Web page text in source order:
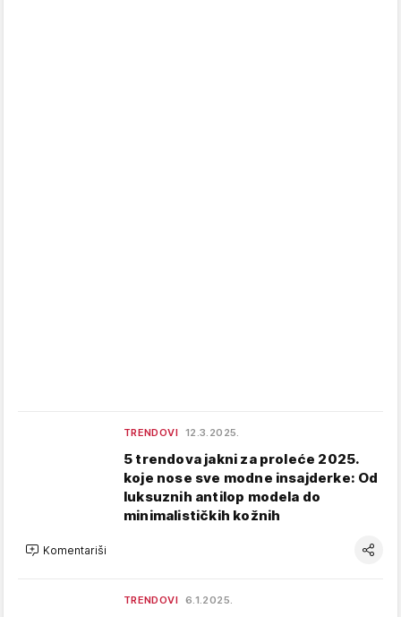
TRENDOVI 12.3.2025.
5 trendova jakni za proleće 2025.
koje nose sve modne insajderke: Od
luksuznih antilop modela do
minimalističkih kožnih
Komentariši
TRENDOVI 6.1.2025.